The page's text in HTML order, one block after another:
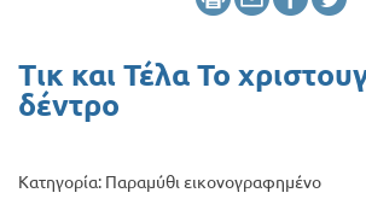
Τικ και Τέλα Το
δέντρο
Κατηγορία: Παραμύθι εικονογραφημένο